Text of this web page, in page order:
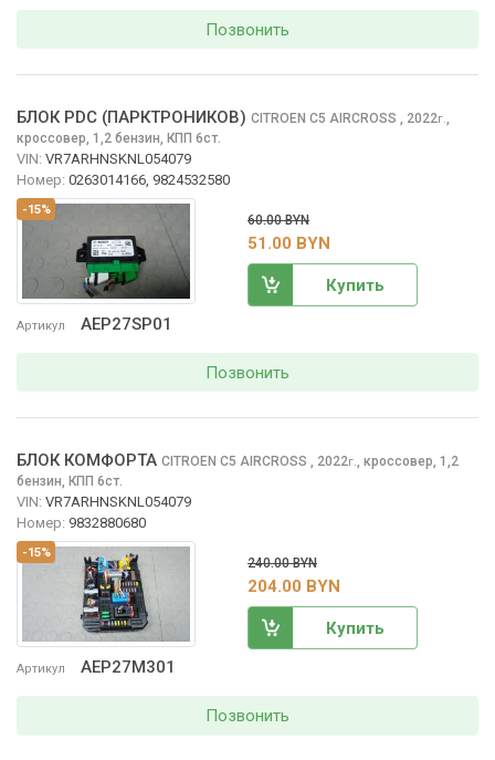
Позвонить
-15%
Артикул AEP27SP01
БЛОК PDC (ПАРКТРОНИКОВ) CITROEN C5 AIRCROSS , 2022г.,
кроссовер, 1,2 бензин, КПП 6ст.
VIN: VR7ARHNSKNL054079
Номер: 0263014166, 9824532580
60.00 BYN
51.00 BYN
Купить
Позвонить
-15%
Артикул AEP27M301
БЛОК КОМФОРТА CITROEN C5 AIRCROSS , 2022г., кроссовер, 1,2
бензин, КПП 6ст.
VIN: VR7ARHNSKNL054079
Номер: 9832880680
240.00 BYN
204.00 BYN
Купить
Позвонить